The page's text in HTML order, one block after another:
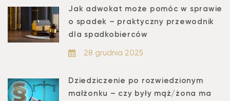
Jak adwokat może pomóc w sprawie
o spadek – praktyczny przewodnik
dla spadkobierców
28 grudnia 2025
Dziedziczenie po rozwiedzionym
małżonku – czy były mąż/żona ma